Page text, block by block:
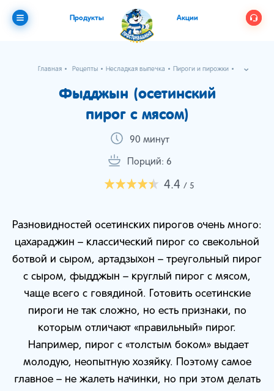
Продукты Акции
Главная Рецепты Несладкая выпечка
Пироги и пирожки
Фыдджын (осетинский
пирог с мясом)
90 минут
Порций: 6
4.4 / 5
Разновидностей осетинских пирогов очень много:
цахараджин – классический пирог со свекольной
ботвой и сыром, артадзыхон – треугольный пирог
с сыром, фыдджын – круглый пирог с мясом,
чаще всего с говядиной. Готовить осетинские
пироги не так сложно, но есть признаки, по
которым отличают «правильный» пирог.
Например, пирог с «толстым боком» выдает
молодую, неопытную хозяйку. Поэтому самое
главное – не жалеть начинки, но при этом делать